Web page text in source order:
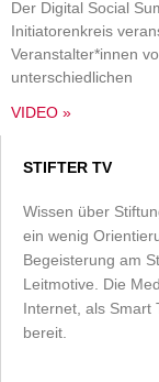
Der Digital Social
Initiatorenkreis
Veranstalter*innen
unterschiedlichen
VIDEO »
STIFTER TV
Wissen über
ein wenig
Begeisterung am
Leitmotive. Die
Internet, als Smart
bereit.